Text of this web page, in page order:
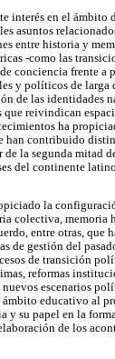
interés en el ámbito
asuntos
entre historia y
-como las
conciencia frente a
y políticos de larga
de las identidades
que reivindican
ha
han contribuido
de la segunda mitad
del continente
la
colectiva, memoria
entre otras, que
de gestión del
de transición
reformas
escenarios
ámbito educativo al
y su papel en la
de los